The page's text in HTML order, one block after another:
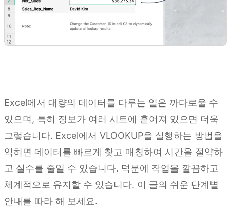
Excel에서 대량의 데이터를 다루는 일은 까다로울 수
있으며, 특히 정보가 여러 시트에 흩어져 있으면 더욱
그렇습니다. Excel에서 VLOOKUP을 실행하는 방법을
익히면 데이터를 빠르게 찾고 매칭하여 시간을 절약하
고 실수를 줄일 수 있습니다. 덕분에 작업을 깔끔하고
체계적으로 유지할 수 있습니다. 이 글의 쉬운 단계별
안내를 따라 해 보세요.